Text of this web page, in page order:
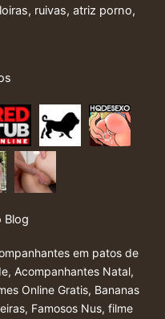
ruivas, atriz porno,
Blog
em patos de
, Acompanhantes Natal,
Online Gratis, Bananas
, Famosos Nus, filme